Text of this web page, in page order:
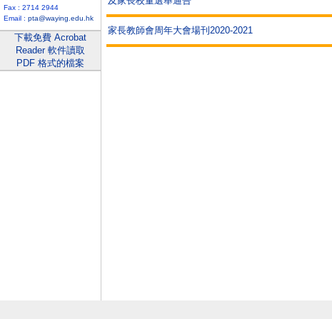
Fax : 2714 2944
Email : pta@waying.edu.hk
下載免費 Acrobat
Reader 軟件讀取
PDF 格式的檔案
家長教師會周年大會場刊2020-2021